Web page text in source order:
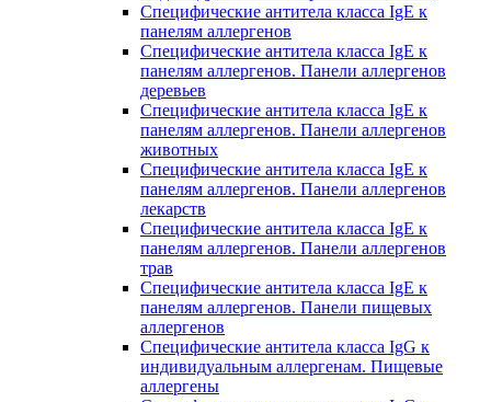
Специфические антитела класса IgE к
панелям аллергенов
Специфические антитела класса IgE к
панелям аллергенов. Панели аллергенов
деревьев
Специфические антитела класса IgE к
панелям аллергенов. Панели аллергенов
животных
Специфические антитела класса IgE к
панелям аллергенов. Панели аллергенов
лекарств
Специфические антитела класса IgE к
панелям аллергенов. Панели аллергенов
трав
Специфические антитела класса IgE к
панелям аллергенов. Панели пищевых
аллергенов
Специфические антитела класса IgG к
индивидуальным аллергенам. Пищевые
аллергены